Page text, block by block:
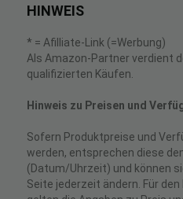
HINWEIS
* = Afilliate-Link (=Werbung)
Als Amazon-Partner verdient
qualifizierten Käufen.
Hinweis zu Preisen und
Sofern Produktpreise und
werden, entsprechen diese
(Datum/Uhrzeit) und können
Seite jederzeit ändern. Für